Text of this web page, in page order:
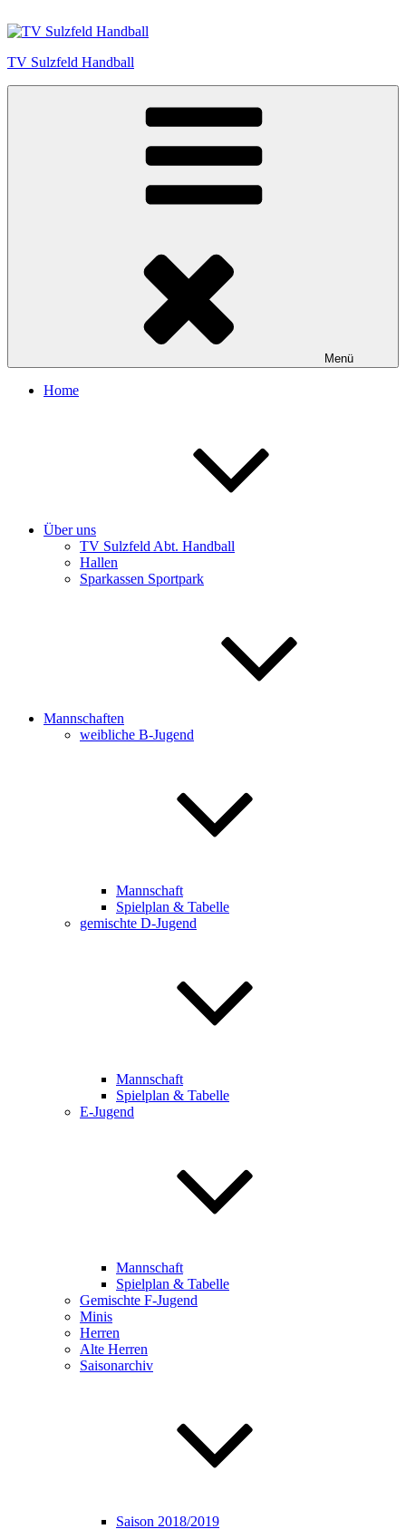
Inhalt
TV Sulzfeld Handball
Menü
Home
Über uns
TV Sulzfeld Abt. Handball
Hallen
Sparkassen Sportpark
Mannschaften
weibliche B-Jugend
Mannschaft
Spielplan & Tabelle
gemischte D-Jugend
Mannschaft
Spielplan & Tabelle
E-Jugend
Mannschaft
Spielplan & Tabelle
Gemischte F-Jugend
Minis
Herren
Alte Herren
Saisonarchiv
Saison 2018/2019